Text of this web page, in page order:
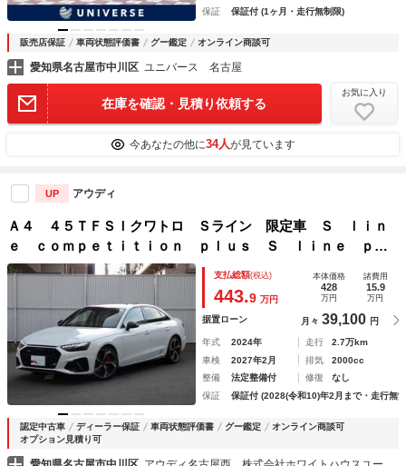
保証
保証付 (1ヶ月・走行無制限)
販売店保証 車両状態評価書 グー鑑定 オンライン商談可
愛知県名古屋市中川区 ユニバース 名古屋
在庫を確認・見積り依頼する
お気に入り
今あなたの他に34人が見ています
UP アウディ
Ａ４ ４５ＴＦＳＩクワトロ Ｓライン 限定車 Ｓ ｌｉｎ
ｅ ｃｏｍｐｅｔｉｔｉｏｎ ｐｌｕｓ Ｓ ｌｉｎｅ ｐｌ
ｕｓ パッケージ Ｓ ｌｉｎｅ インテリアプラスパッケー
支払総額(税込)
443.9 万円
本体価格
428
万円
諸費用
15.9
万円
据置ローン 月々 39,100 円
年式 2024年 走行
2.7万km
車検
2027年2月 排気
2000cc
整備
法定整備付 修復
なし
保証
保証付 (2028(令和10)年2月まで・走行無
認定中古車 ディーラー保証 車両状態評価書 グー鑑定
オンライン商談可
オプション見積り可